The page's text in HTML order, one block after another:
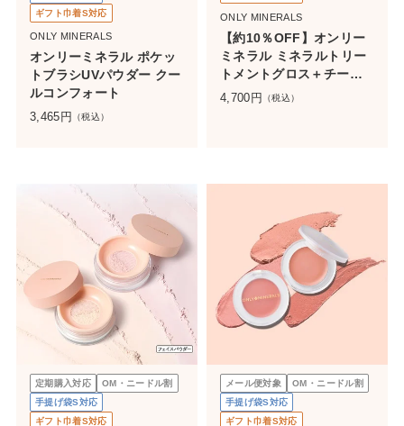
ギフト巾着S対応
ONLY MINERALS
オンリーミネラル ポケッ
トブラシUVパウダー クー
ルコンフォート
3,465 円 （税込）
ONLY MINERALS
【約10％OFF】オンリー
ミネラル ミネラルトリー
トメントグロス＋チーク
セット
4,700 円 （税込）
定期購入対応
OM・ニードル割
手提げ袋S対応
ギフト巾着S対応
メール便対象
OM・ニードル割
手提げ袋S対応
ギフト巾着S対応